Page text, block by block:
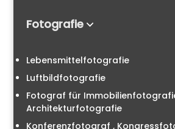
Fotografie
Lebensmittelfotografie
Luftbildfotografie
Fotograf für
Architekturfotografie
Konferenzfotograf ,